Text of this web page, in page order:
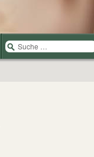
Suche